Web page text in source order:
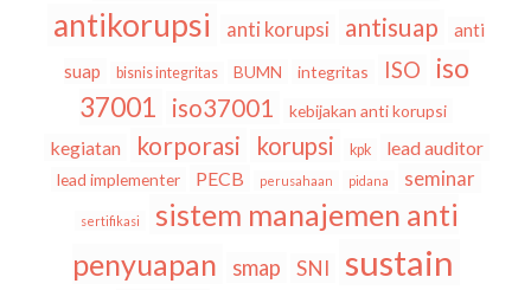
Perpres
No.
82
Tahun
tentang
Jaminan
Kesehatan
antikorupsi anti korupsi antisuap
anti
suap
bisnis integritas BUMN integritas ISO
iso
37001
iso37001 kebijakan anti korupsi
kegiatan korporasi korupsi kpk lead auditor
lead implementer PECB perusahaan pidana seminar
sertifikasi
sistem manajemen anti
penyuapan
smap SNI sustain